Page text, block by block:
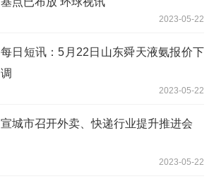
2023-05-22
每日短讯：5月22日山东舜天液氨报价下
调
2023-05-22
宣城市召开外卖、快递行业提升推进会
2023-05-22